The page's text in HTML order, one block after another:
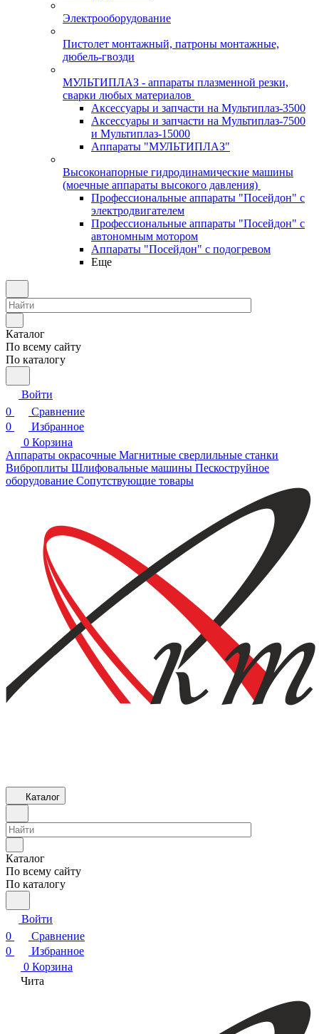
Электрооборудование
Пистолет монтажный, патроны монтажные,
дюбель-гвозди
МУЛЬТИПЛАЗ - аппараты плазменной резки,
сварки любых материалов
Аксессуары и запчасти на Мультиплаз-3500
Аксессуары и запчасти на Мультиплаз-7500
и Мультиплаз-15000
Аппараты "МУЛЬТИПЛАЗ"
Высоконапорные гидродинамические машины
(моечные аппараты высокого давления)
Профессиональные аппараты "Посейдон" с
электродвигателем
Профессиональные аппараты "Посейдон" с
автономным мотором
Аппараты "Посейдон" с подогревом
Еще
Каталог
По всему сайту
По каталогу
Войти
0
Сравнение
0
Избранное
0 Корзина
Аппараты окрасочные Магнитные сверлильные станки
Виброплиты Шлифовальные машины Пескоструйное
оборудование Сопутствующие товары
Каталог
Каталог
По всему сайту
По каталогу
Войти
0
Сравнение
0
Избранное
0 Корзина
Чита